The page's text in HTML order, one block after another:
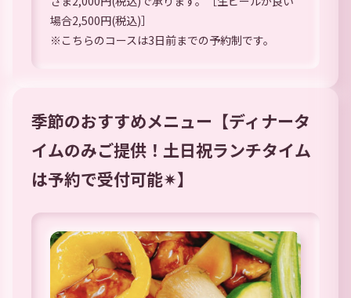
場合2,500円(税込)］
※こちらのコースは3日前までの予約制です。
季節のおすすめメニュー【ディナータ
イムのみご提供！土日祝ランチタイム
は予約で受付可能✴︎】